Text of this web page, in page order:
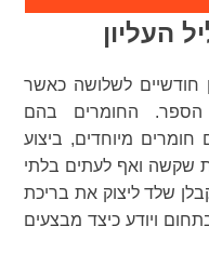
העליון
חודשיים לשלושה כאשר
החומרים בהם
מיוחדים, ביצוע
שקשה ואף לעתים בלתי
שלד ליצוק את בריכת
ויודע כיצד מבצעים